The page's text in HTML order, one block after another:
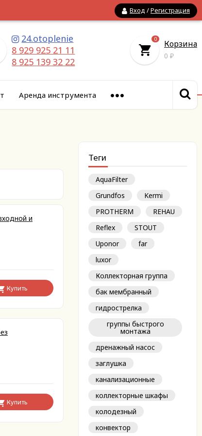
Вход /Регистрация
24.otoplenie
8 929 925 21 11
8 925 139 32 22
0 Корзина
0 ₽
Аренда инструмента
Теги
AquaFilter
Grundfos
Kermi
PROTHERM
REHAU
Reflex
STOUT
Uponor
far
luxor
Коллекторная группа
бак мембранный
гидрострелка
группы быстрого
монтажа
дренажный насос
заглушка
канализационные
коллекторные шкафы
колодезный
конвектор
и
Купить
Купить